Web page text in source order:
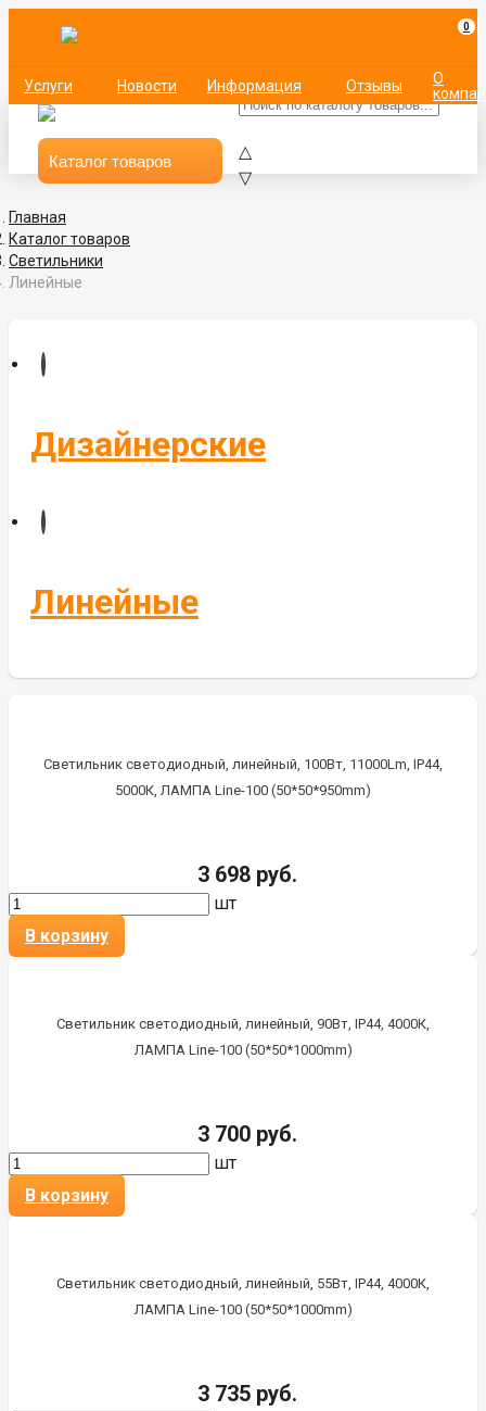
0
Услуги Новости Информация Отзывы
О
Каталог товаров
△
▽
Неоновые вывески
Люстры и бра
Светильники
Блоки питания
Светодиодные экраны
Комплектующие
Алюминиевые профиля
Главная
Каталог товаров
Светильники
Линейные
Дизайнерские
Линейные
Светильник светодиодный, линейный, 100Вт, 11000Lm, IP44,
5000К, ЛАМПА Line-100 (50*50*950mm)
3 698 руб.
шт
В корзину
Светильник светодиодный, линейный, 90Вт, IP44, 4000К,
ЛАМПА Line-100 (50*50*1000mm)
3 700 руб.
шт
В корзину
Светильник светодиодный, линейный, 55Вт, IP44, 4000К,
ЛАМПА Line-100 (50*50*1000mm)
3 735 руб.